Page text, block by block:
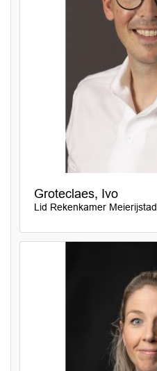
Groteclaes, Ivo
Lid Rekenkamer Meierijstad